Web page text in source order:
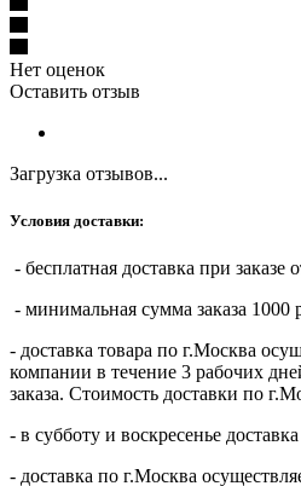
Нет оценок
Оставить отзыв
Загрузка отзывов...
Условия доставки:
- бесплатная доставка при заказе
- минимальная сумма заказа 1000
- доставка товара по г.Москва
компании в течение 3 рабочих
заказа. Стоимость доставки по
- в субботу и воскресенье
- доставка по г.Москва